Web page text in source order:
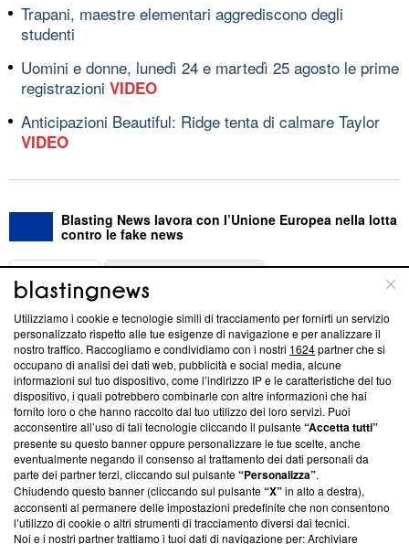
Trapani, maestre elementari aggrediscono degli
studenti
Uomini e donne, lunedì 24 e martedì 25 agosto le prime
registrazioni VIDEO
Anticipazioni Beautiful: Ridge tenta di calmare Taylor
VIDEO
Blasting News lavora con l’Unione Europea nella lotta
contro le fake news
ABOUT
Questa sezione offre informazioni trasparenti su Blasting
News, sui nostri processi editoriali e su come ci impegniamo a
creare news di qualità. Inoltre, afferma la nostra aderenza a
‘Trust Project - News with Integrity’Blasting News non è
ancora membro del programma, ma ha richiesto di farne
parte; Trust Project non ha ancora effettuato una verifica di
conformità agli standard.
Su di noi
Team editoriale
Utilizziamo i cookie e tecnologie simili di tracciamento per fornirti un servizio
personalizzato rispetto alle tue esigenze di navigazione e per analizzare il
nostro traffico. Raccogliamo e condividiamo con i nostri 1624partner che si
occupano di analisi dei dati web, pubblicità e social media, alcune
informazioni sul tuo dispositivo, come l’indirizzo IP e le caratteristiche del tuo
dispositivo, i quali potrebbero combinarle con altre informazioni che hai
fornito loro o che hanno raccolto dal tuo utilizzo dei loro servizi. Puoi
acconsentire all’uso di tali tecnologie cliccando il pulsante“Accetta tutti”
presente su questo banner oppure personalizzare le tue scelte, anche
eventualmente negando il consenso al trattamento dei dati personali da
parte dei partner terzi, cliccando sul pulsante“Personalizza”.
Chiudendo questo banner (cliccando sul pulsante“X”in alto a destra),
acconsenti al permanere delle impostazioni predefinite che non consentono
l’utilizzo di cookie o altri strumenti di tracciamento diversi dai tecnici.
Noi e i nostri partner trattiamo i tuoi dati di navigazione per: Archiviare